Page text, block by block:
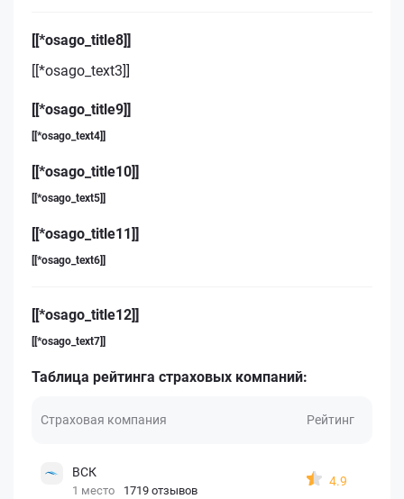
[[*osago_title8]]
[[*osago_text3]]
[[*osago_title9]]
[[*osago_text4]]
[[*osago_title10]]
[[*osago_text5]]
[[*osago_title11]]
[[*osago_text6]]
[[*osago_title12]]
[[*osago_text7]]
Таблица рейтинга страховых компаний:
Страховая компания Рейтинг
ВСК
1 место 1719 отзывов
4.9